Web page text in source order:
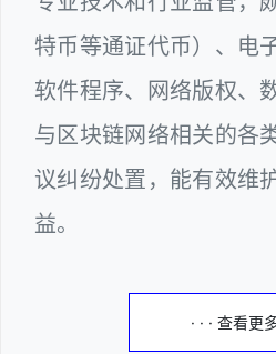
特币等通证代币）、电
软件程序、网络版权、
与区块链网络相关的各
议纠纷处置，能有效维
益。
· · · 查看更